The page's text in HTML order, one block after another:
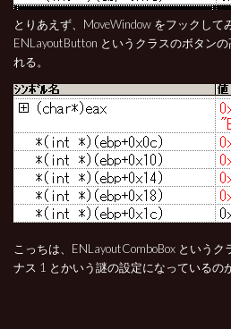
とりあえず、MoveWindow をフックして
ENLayoutButton というクラスのボタン
れる。
こっちは、ENLayoutComboBox という
ナス 1 とかいう謎の設定になっているの